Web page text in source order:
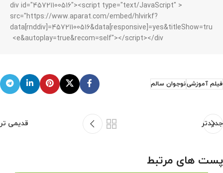
<div id="45721100516"><script type="text/JavaScript"
src="https://www.aparat.com/embed/hlvirkf?
data[rnddiv]=45721100516&data[responsive]=yes&titleShow=tru
e&autoplay=true&recom=self"></script></div>
فیلم آموزشینوجوان سالم
جدیدتر قدیمی تر
پست های مرتبط